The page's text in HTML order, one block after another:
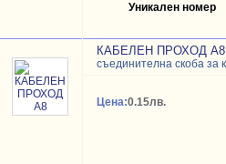
Уникален номер
КАБЕЛЕН ПРОХОД A8
съединителна скоба за
Цена:0.15лв.